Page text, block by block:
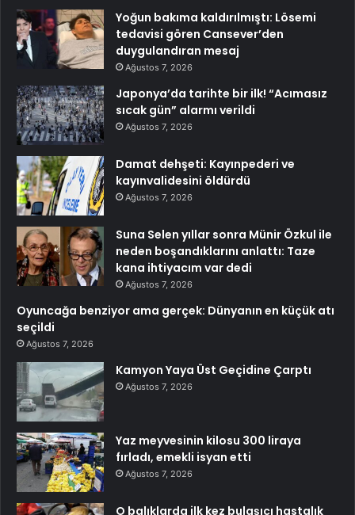
Yoğun bakıma kaldırılmıştı: Lösemi
tedavisi gören Cansever’den
duygulandıran mesaj
Ağustos 7, 2026
Japonya’da tarihte bir ilk! “Acımasız
sıcak gün” alarmı verildi
Ağustos 7, 2026
Damat dehşeti: Kayınpederi ve
kayınvalidesini öldürdü
Ağustos 7, 2026
Suna Selen yıllar sonra Münir Özkul ile
neden boşandıklarını anlattı: Taze
kana ihtiyacım var dedi
Ağustos 7, 2026
Oyuncağa benziyor ama gerçek: Dünyanın en küçük atı
seçildi
Ağustos 7, 2026
Kamyon Yaya Üst Geçidine Çarptı
Ağustos 7, 2026
Yaz meyvesinin kilosu 300 liraya
fırladı, emekli isyan etti
Ağustos 7, 2026
O balıklarda ilk kez bulaşıcı hastalık